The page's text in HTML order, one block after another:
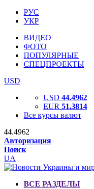
РУС
УКР
ВИДЕО
ФОТО
ПОПУЛЯРНЫЕ
СПЕЦПРОЕКТЫ
USD
USD 44.4962
EUR 51.3814
Все курсы валют
44.4962
Авторизация
Поиск
UA
ВСЕ РАЗДЕЛЫ